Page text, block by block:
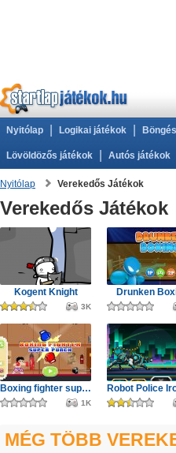
Nyitólap Logikai játékok
Lövöldözős játékok Autós játékok
Nyitólap Verekedős Játékok
Verekedős Játékok
Kogent Knight
3K
Drunken
Boxing fighter super punch
1K
MÉG TÖBB